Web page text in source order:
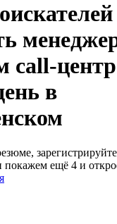
call-
в
покажем ещё 4 и